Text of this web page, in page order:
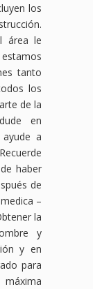
los
área le
tanto
los
de la
en
a
haber
de
–
la
y
y en
para